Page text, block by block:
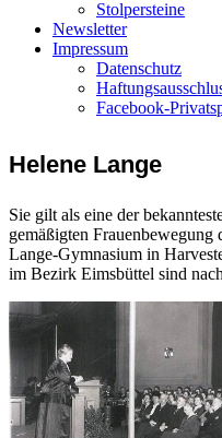
Stolpersteine
Newsletter
Impressum
Datenschutz
Facebook-
Helene Lange
Sie gilt als eine der
gemäßigten
Lange-Gymnasium in
im Bezirk Eimsbüttel sind